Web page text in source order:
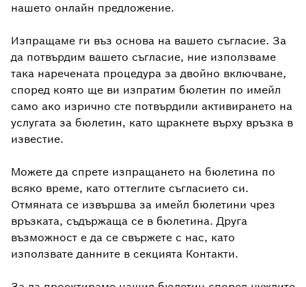
нашето онлайн предложение.
Изпращаме ги въз основа на вашето съгласие. За
да потвърдим вашето съгласие, ние използваме
така наречената процедура за двойно включване,
според която ще ви изпратим бюлетин по имейл
само ако изрично сте потвърдили активирането на
услугата за бюлетин, като щракнете върху връзка в
известие.
Можете да спрете изпращането на бюлетина по
всяко време, като оттеглите съгласието си.
Отмяната се извършва за имейл бюлетини чрез
връзката, съдържаща се в бюлетина. Друга
възможност е да се свържете с нас, като
използвате данните в секцията Контакти.